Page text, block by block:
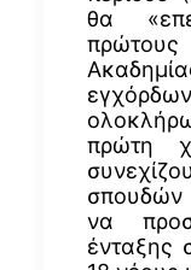
θα
πρώτη
σπουδών
να
ένταξης